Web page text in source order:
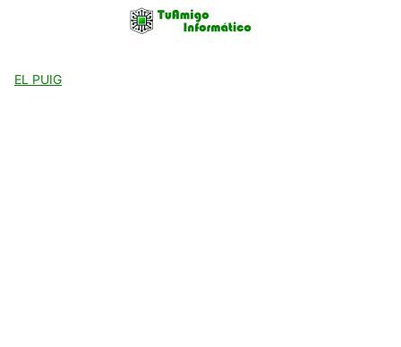
EL PUIG